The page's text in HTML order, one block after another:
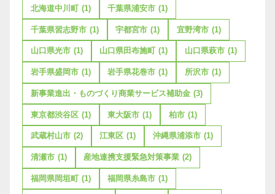
北海道中川町 (1) 千葉県浦安市 (1)
千葉県習志野市 (1) 宇都宮市 (1) 宜野湾市 (1)
山口県光市 (1) 山口県田布施町 (1) 山口県萩市 (1)
岩手県盛岡市 (1) 岩手県花巻市 (1) 所沢市 (1)
新事業進出・ものづくり商業サービス補助金 (3)
東京都渋谷区 (1) 東大阪市 (1) 柏市 (1)
武蔵村山市 (2) 江東区 (1) 沖縄県浦添市 (1)
清瀬市 (1) 産地連携支援緊急対策事業 (2)
福岡県岡垣町 (1) 福岡県糸島市 (1)